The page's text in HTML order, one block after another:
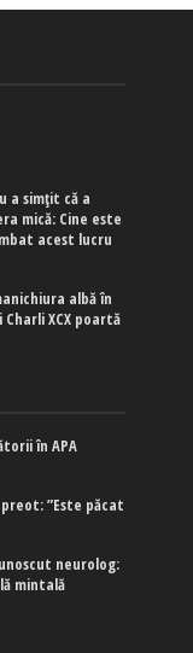
a simțit că a
mică: Cine este
acest lucru
albă în
Charli XCX poartă
în APA
preot: ”Este păcat
neurolog:
mintală